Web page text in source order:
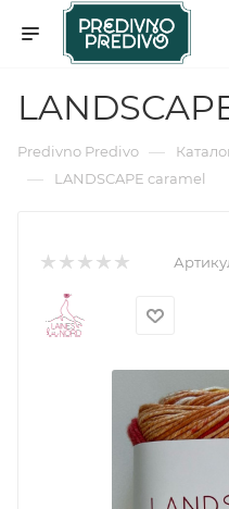
Predivno Predivo —
— LANDSCAPE caramel